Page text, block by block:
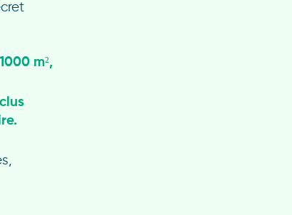
m²,